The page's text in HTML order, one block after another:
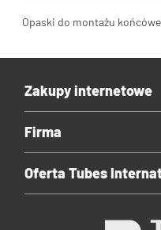
Opaski do montażu
Zakupy internetowe
Firma
Oferta Tubes